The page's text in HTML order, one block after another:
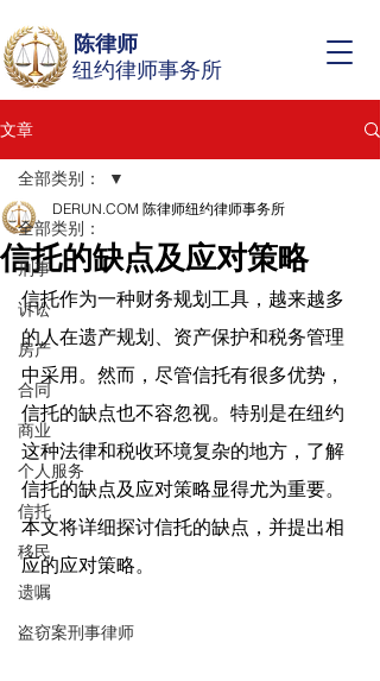
纽约律师事务所
陈律师
文章
全部类别：
刑事
诉讼
房产
合同
商业
个人服务
信托
移民
遗嘱
盗窃案刑事律师
全部类别：
信托的缺点及应对策略
DERUN.COM 陈律师纽约律师事务所
信托作为一种财务规划工具，越来越多
的人在遗产规划、资产保护和税务管理
中采用。然而，尽管信托有很多优势，
信托的缺点也不容忽视。特别是在纽约
这种法律和税收环境复杂的地方，了解
信托的缺点及应对策略显得尤为重要。
本文将详细探讨信托的缺点，并提出相
应的应对策略。